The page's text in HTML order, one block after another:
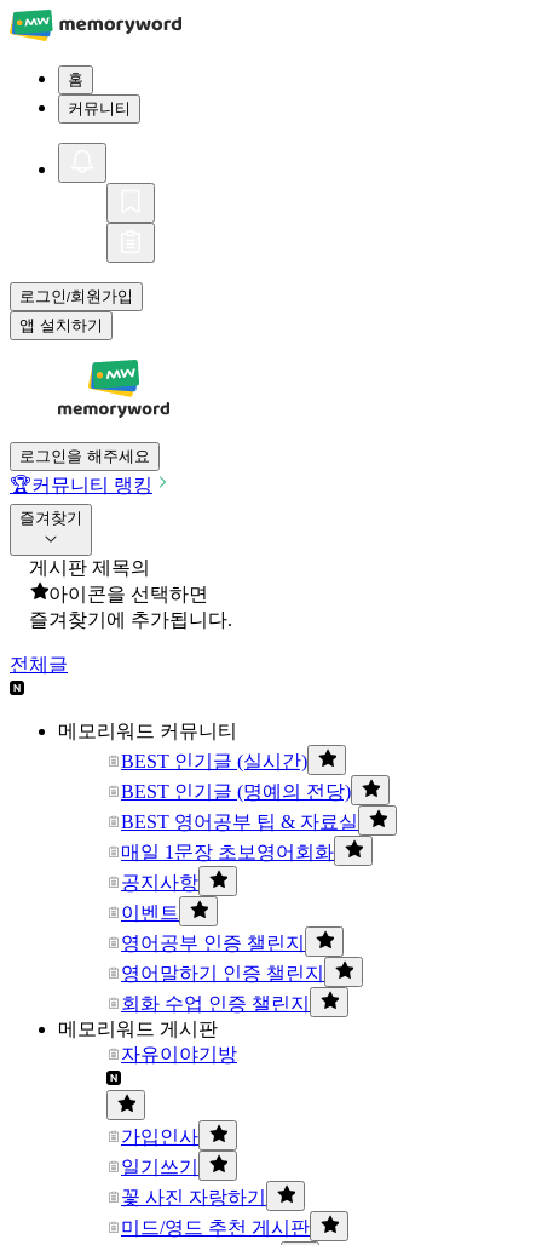
홈
커뮤니티
로그인/회원가입
앱 설치하기
로그인을 해주세요
🏆커뮤니티 랭킹
즐겨찾기
게시판 제목의
아이콘을 선택하면
즐겨찾기에 추가됩니다.
전체글
메모리워드 커뮤니티
BEST 인기글 (실시간)
BEST 인기글 (명예의 전당)
BEST 영어공부 팁 & 자료실
매일 1문장 초보영어회화
공지사항
이벤트
영어공부 인증 챌린지
영어말하기 인증 챌린지
회화 수업 인증 챌린지
메모리워드 게시판
자유이야기방
가입인사
일기쓰기
꽃 사진 자랑하기
미드/영드 추천 게시판